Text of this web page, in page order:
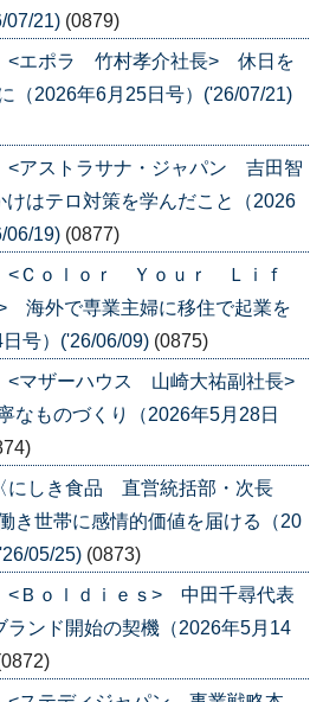
07/21) (0879)
<エポラ 竹村孝介社長> 休日を
（2026年6月25日号）('26/07/21)
<アストラサナ・ジャパン 吉田智
はテロ対策を学んだこと（2026
06/19) (0877)
<Ｃｏｌｏｒ Ｙｏｕｒ Ｌｉｆ
海外で専業主婦に移住で起業を
号）('26/06/09) (0875)
<マザーハウス 山崎大祐副社長>
なものづくり（2026年5月28日
〈にしき食品 直営統括部・次長
世帯に感情的価値を届ける（20
05/25) (0873)
<Ｂｏｌｄｉｅｓ> 中田千尋代表
ランド開始の契機（2026年5月14